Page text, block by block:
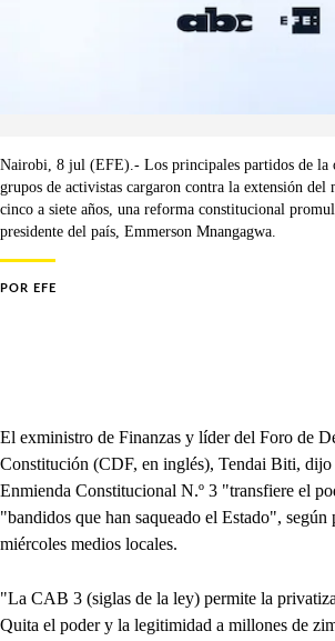
Nairobi, 8 jul (EFE).- Los principales partidos de la
grupos de activistas cargaron contra la extensión del
cinco a siete años, una reforma constitucional
presidente del país, Emmerson Mnangagwa.
POR EFE
El exministro de Finanzas y líder del Foro de
Constitución (CDF, en inglés), Tendai Biti,
Enmienda Constitucional N.º 3 "transfiere el
"bandidos que han saqueado el Estado", según
miércoles medios locales.
"La CAB 3 (siglas de la ley) permite la
Quita el poder y la legitimidad a millones de